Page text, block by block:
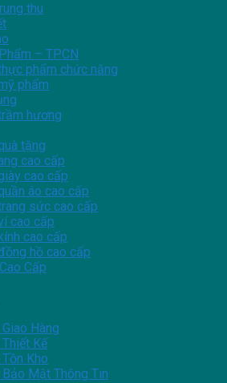
thu
– TPCN
phẩm chức năng
phẩm
hương
tặng
cao cấp
cao cấp
áo cao cấp
sức cao cấp
cao cấp
cao cấp
hồ cao cấp
Cấp
Hàng
Thiết Kế
Kho
Bảo Mật Thông Tin